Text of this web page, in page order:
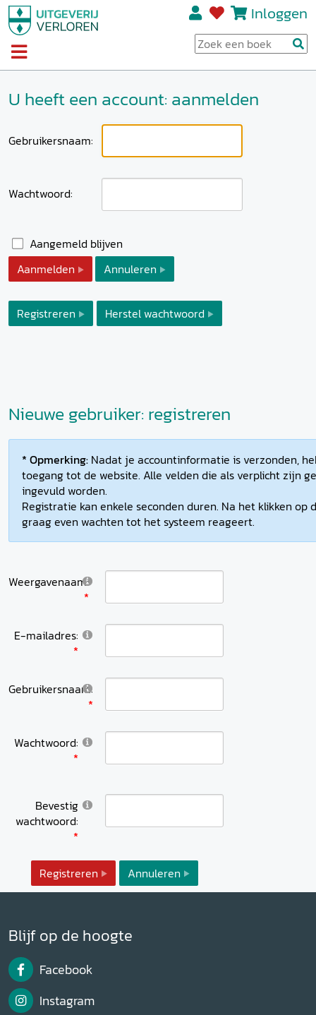
Inloggen
U heeft een account: aanmelden
Gebruikersnaam:
Wachtwoord:
Aangemeld blijven
Aanmelden
Annuleren
Registreren Herstel wachtwoord
Nieuwe gebruiker: registreren
* Opmerking: Nadat je accountinformatie is verzonden,
toegang tot de website. Alle velden die als verplicht zijn
ingevuld worden.
Registratie kan enkele seconden duren. Na het klikken op
graag even wachten tot het systeem reageert.
Weergavenaam:
E-mailadres:
Gebruikersnaam:
Wachtwoord:
Bevestig
wachtwoord:
Registreren Annuleren
Blijf op de hoogte
Facebook
Instagram